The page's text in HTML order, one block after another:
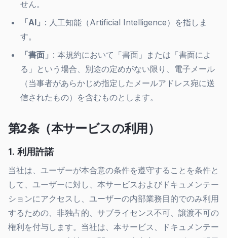
せん。
「AI」 : 人工知能（Artificial Intelligence）を指しま
す。
「書面」 : 本規約において「書面」または「書面によ
る」という場合、別途の定めがない限り、電子メール
（当事者があらかじめ指定したメールアドレス宛に送
信されたもの）を含むものとします。
第2条（本サービスの利用）
1. 利用許諾
当社は、ユーザーが本合意の条件を遵守することを条件と
して、ユーザーに対し、本サービスおよびドキュメンテー
ションにアクセスし、ユーザーの内部業務目的でのみ利用
するための、非独占的、サブライセンス不可、譲渡不可の
権利を付与します。当社は、本サービス、ドキュメンテー